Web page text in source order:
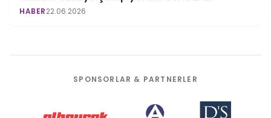
HABER22.06.2026
SPONSORLAR & PARTNERLER